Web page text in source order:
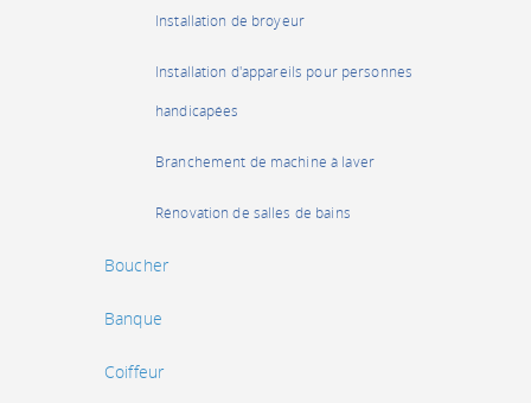
Installation de broyeur
Installation d'appareils pour personnes
handicapées
Branchement de machine à laver
Rénovation de salles de bains
Boucher
Banque
Coiffeur